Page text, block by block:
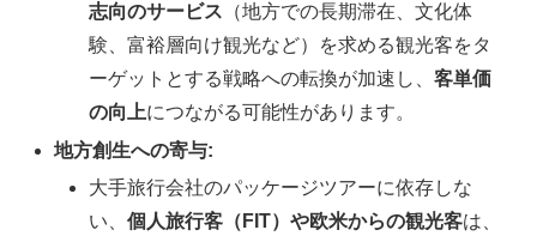
志向のサービス （地方での長期滞在、文化体
験、富裕層向け観光など）を求める観光客をタ
ーゲットとする戦略への転換が加速し、客単価
の向上につながる可能性があります。
地方創生への寄与:
大手旅行会社のパッケージツアーに依存しな
い、個人旅行客（FIT）や欧米からの観光客は、